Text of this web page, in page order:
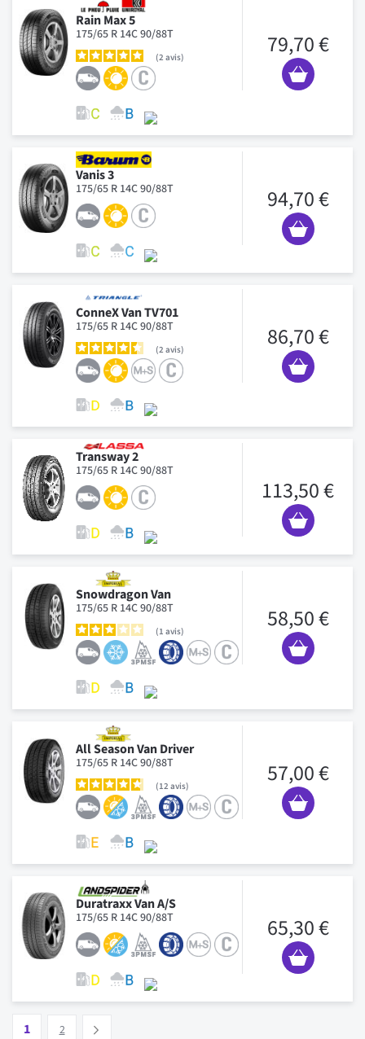
Rain Max 5
175/65 R 14C 90/88T
2 avis 79,70 €
Vanis 3
175/65 R 14C 90/88T 94,70 €
ConneX Van TV701
175/65 R 14C 90/88T
2 avis 86,70 €
Transway 2
175/65 R 14C 90/88T
113,50 €
Snowdragon Van
175/65 R 14C 90/88T
1 avis 58,50 €
All Season Van Driver
175/65 R 14C 90/88T
12 avis 57,00 €
Duratraxx Van A/S
175/65 R 14C 90/88T 65,30 €
Vous lisez actuellement la page
1 2